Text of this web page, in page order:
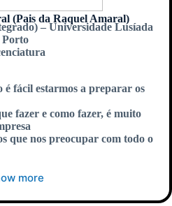
(Pais da Raquel Amaral)
– Universidade Lusíada
Porto
é fácil estarmos a preparar os
fazer e como fazer, é muito
que nos preocupar com todo o
more